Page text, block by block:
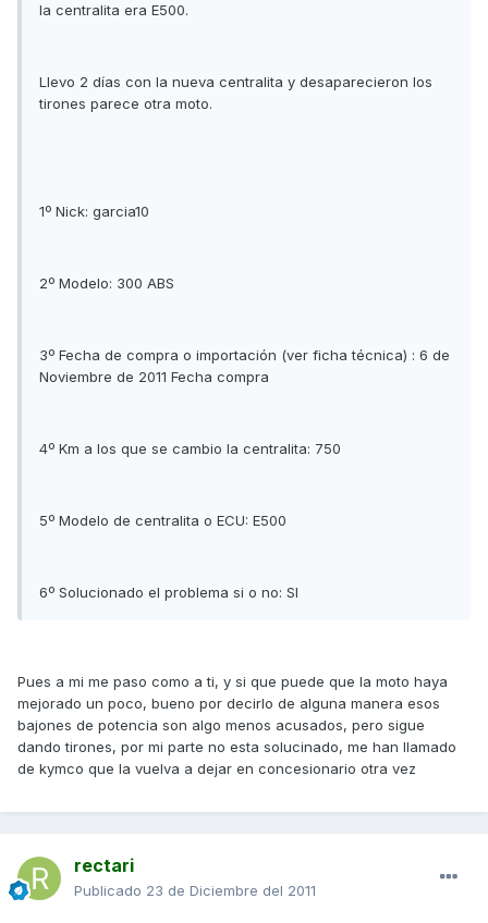
la centralita era E500.
Llevo 2 días con la nueva centralita y desaparecieron los
tirones parece otra moto.
1º Nick: garcia10
2º Modelo: 300 ABS
3º Fecha de compra o importación (ver ficha técnica) : 6 de
Noviembre de 2011 Fecha compra
4º Km a los que se cambio la centralita: 750
5º Modelo de centralita o ECU: E500
6º Solucionado el problema si o no: SI
Pues a mi me paso como a ti, y si que puede que la moto haya
mejorado un poco, bueno por decirlo de alguna manera esos
bajones de potencia son algo menos acusados, pero sigue
dando tirones, por mi parte no esta solucinado, me han llamado
de kymco que la vuelva a dejar en concesionario otra vez
rectari
Publicado 23 de Diciembre del 2011